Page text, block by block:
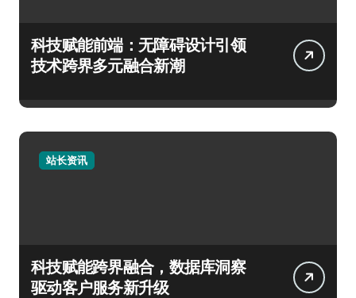
科技赋能前端：无障碍设计引领
技术跨界多元融合新潮
站长资讯
科技赋能跨界融合，数据库洞察
驱动客户服务新升级